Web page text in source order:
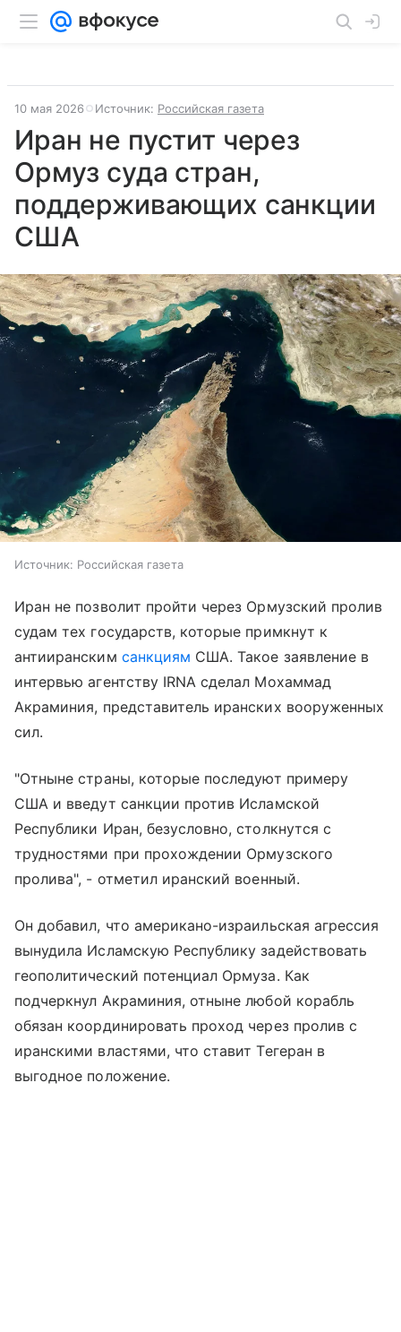
10 мая 2026 Источник: Российская газета
Иран не пустит через
Ормуз суда стран,
поддерживающих санкции
США
Источник: Российская газета
Иран не позволит пройти через Ормузский пролив
судам тех государств, которые примкнут к
антииранским санкциям США. Такое заявление в
интервью агентству IRNA сделал Мохаммад
Акраминия, представитель иранских вооруженных
сил.
"Отныне страны, которые последуют примеру
США и введут санкции против Исламской
Республики Иран, безусловно, столкнутся с
трудностями при прохождении Ормузского
пролива", - отметил иранский военный.
Он добавил, что американо-израильская агрессия
вынудила Исламскую Республику задействовать
геополитический потенциал Ормуза. Как
подчеркнул Акраминия, отныне любой корабль
обязан координировать проход через пролив с
иранскими властями, что ставит Тегеран в
выгодное положение.